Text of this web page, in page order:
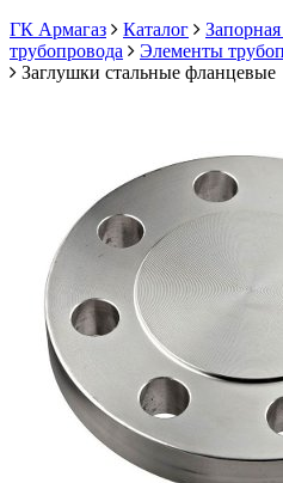
ГК Армагаз
Каталог
трубопровода
Элементы
Заглушки стальные фланцевые